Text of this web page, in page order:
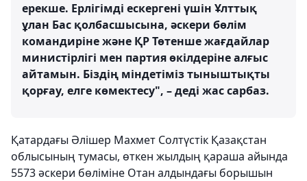
ерекше. Ерлігімді ескергені үшін Ұлттық
ұлан Бас қолбасшысына, әскери бөлім
командиріне және ҚР Төтенше жағдайлар
министірлігі мен партия өкілдеріне алғыс
айтамын. Біздің міндетіміз тыныштықты
қорғау, елге көмектесу", – деді жас сарбаз.
Қатардағы Әлішер Махмет Солтүстік Қазақстан
облысының тумасы, өткен жылдың қараша айында
5573 әскери бөліміне Отан алдындағы борышын